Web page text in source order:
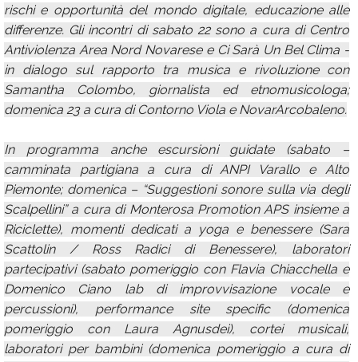
rischi e opportunità del mondo digitale, educazione alle
differenze. Gli incontri di sabato 22 sono a cura di Centro
Antiviolenza Area Nord Novarese e Ci Sarà Un Bel Clima -
in dialogo sul rapporto tra musica e rivoluzione con
Samantha Colombo, giornalista ed etnomusicologa;
domenica 23 a cura di Contorno Viola e NovarArcobaleno.
In programma anche escursioni guidate (sabato –
camminata partigiana a cura di ANPI Varallo e Alto
Piemonte; domenica – “Suggestioni sonore sulla via degli
Scalpellini” a cura di Monterosa Promotion APS insieme a
Riciclette), momenti dedicati a yoga e benessere (Sara
Scattolin / Ross Radici di Benessere), laboratori
partecipativi (sabato pomeriggio con Flavia Chiacchella e
Domenico Ciano lab di improvvisazione vocale e
percussioni), performance site specific (domenica
pomeriggio con Laura Agnusdei), cortei musicali,
laboratori per bambini (domenica pomeriggio a cura di